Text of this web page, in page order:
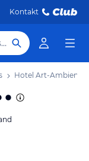
Kontakt
Hotel, Reiseziel
Hotel Art-Ambiente